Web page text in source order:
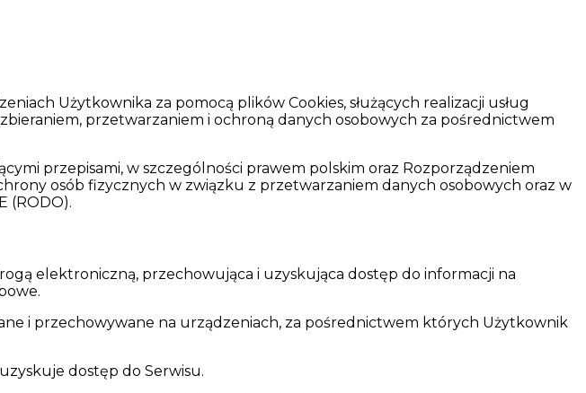
Użytkownika za pomocą plików Cookies, służących realizacji usług
przetwarzaniem i ochroną danych osobowych za pośrednictwem
przepisami, w szczególności prawem polskim oraz Rozporządzeniem
osób fizycznych w związku z przetwarzaniem danych osobowych oraz w
(RODO).
elektroniczną, przechowująca i uzyskująca dostęp do informacji na
i przechowywane na urządzeniach, za pośrednictwem których Użytkownik
dostęp do Serwisu.